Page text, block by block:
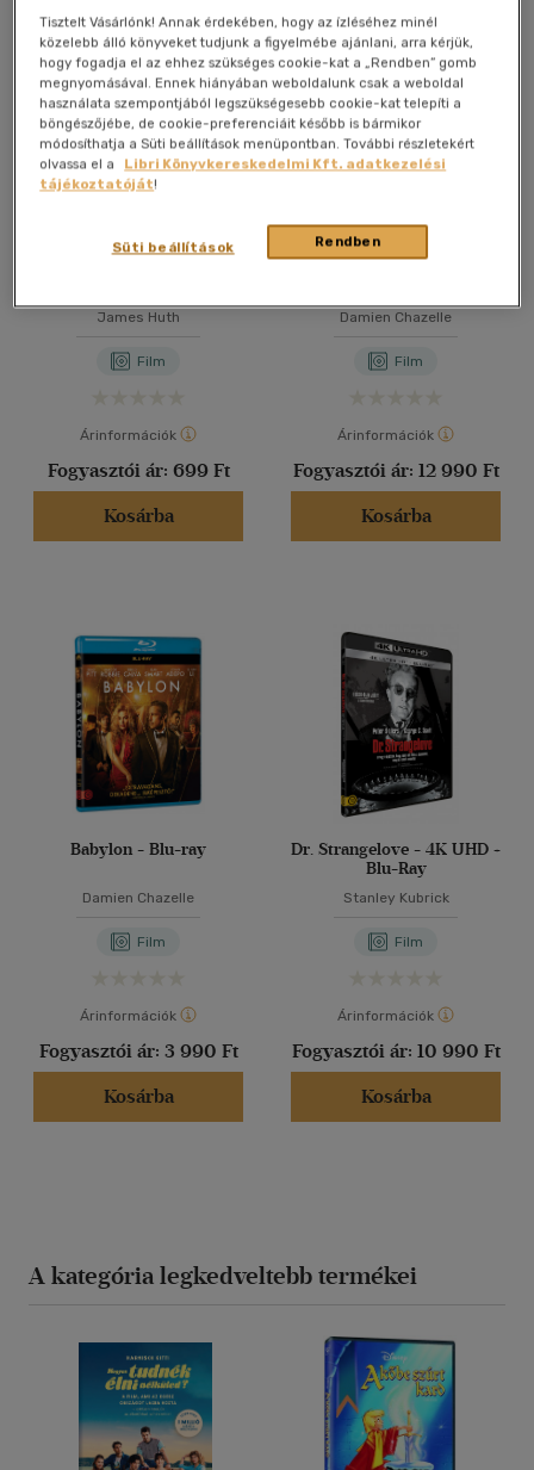
Nyelv szerint
Magyar(2)
Angol(2)
Vélemény szerint
40 db / oldal
Alkalmaz
James Huth
Film
Árinformációk
Fogyasztói ár: 699 Ft
Kosárba
Damien Chazelle
Film
Árinformációk
Fogyasztói ár: 12 990 Ft
Kosárba
Babylon - Blu-ray
Damien Chazelle
Film
Árinformációk
Fogyasztói ár: 3 990 Ft
Kosárba
Dr. Strangelove - 4K UHD +
Blu-Ray
Stanley Kubrick
Film
Árinformációk
Fogyasztói ár: 10 990 Ft
Kosárba
A kategória legkedveltebb termékei
Tisztelt Vásárlónk! Annak érdekében, hogy az ízléséhez minél
közelebb álló könyveket tudjunk a figyelmébe ajánlani, arra kérjük,
hogy fogadja el az ehhez szükséges cookie-kat a „Rendben” gomb
megnyomásával. Ennek hiányában weboldalunk csak a weboldal
használata szempontjából legszükségesebb cookie-kat telepíti a
böngészőjébe, de cookie-preferenciáit később is bármikor
módosíthatja a Süti beállítások menüpontban. További részletekért
olvassa el a
Libri Könyvkereskedelmi Kft. adatkezelési
tájékoztatóját!
Rendben
Süti beállítások